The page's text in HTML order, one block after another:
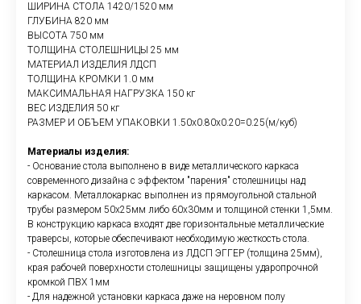
ШИРИНА СТОЛА 1420/1520 мм
ГЛУБИНА 820 мм
ВЫСОТА 750 мм
ТОЛЩИНА СТОЛЕШНИЦЫ 25 мм
МАТЕРИАЛ ИЗДЕЛИЯ ЛДСП
ТОЛЩИНА КРОМКИ 1.0 мм
МАКСИМАЛЬНАЯ НАГРУЗКА 150 кг
ВЕС ИЗДЕЛИЯ 50 кг
РАЗМЕР И ОБЪЕМ УПАКОВКИ 1.50х0.80х0.20=0.25(м/куб)
Материалы изделия:
- Основание стола выполнено в виде металлического каркаса
современного дизайна с эффектом "парения" столешницы над
каркасом. Металлокаркас выполнен из прямоугольной стальной
трубы размером 50х25мм либо 60х30мм и толщиной стенки 1,5мм.
В конструкцию каркаса входят две горизонтальные металлические
траверсы, которые обеспечивают необходимую жесткость стола.
- Столешница стола изготовлена из ЛДСП ЭГГЕР (толщина 25мм),
края рабочей поверхности столешницы защищены ударопрочной
кромкой ПВХ 1мм
- Для надежной установки каркаса даже на неровном полу